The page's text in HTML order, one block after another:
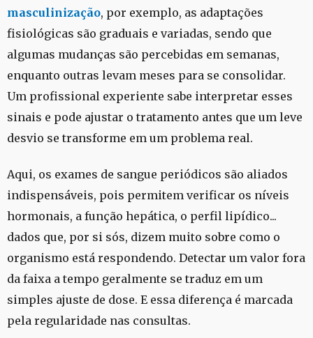
masculinização, por exemplo, as adaptações
fisiológicas são graduais e variadas, sendo que
algumas mudanças são percebidas em semanas,
enquanto outras levam meses para se consolidar.
Um profissional experiente sabe interpretar esses
sinais e pode ajustar o tratamento antes que um leve
desvio se transforme em um problema real.
Aqui, os exames de sangue periódicos são aliados
indispensáveis, pois permitem verificar os níveis
hormonais, a função hepática, o perfil lipídico...
dados que, por si sós, dizem muito sobre como o
organismo está respondendo. Detectar um valor fora
da faixa a tempo geralmente se traduz em um
simples ajuste de dose. E essa diferença é marcada
pela regularidade nas consultas.